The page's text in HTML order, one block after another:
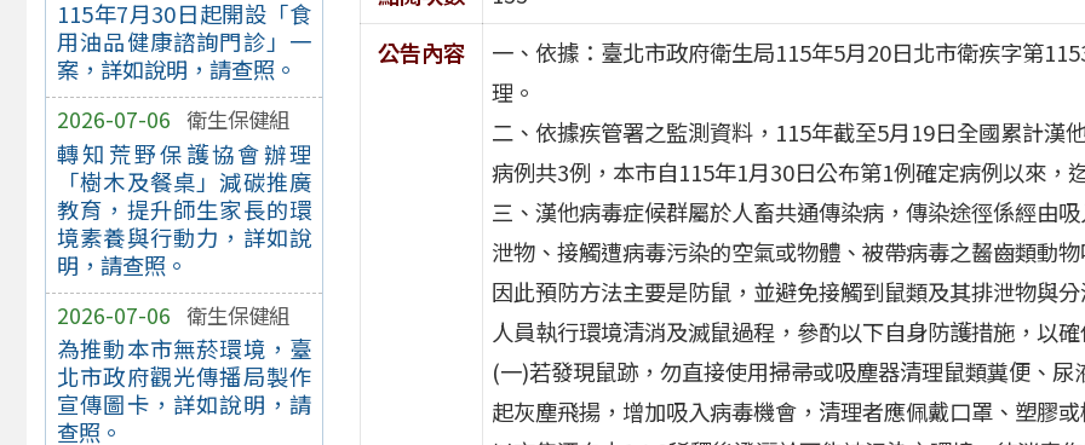
115年7月30日起開設「食
用油品健康諮詢門診」一
案，詳如說明，請查照。
2026-07-06 衛生保健組
轉知荒野保護協會辦理
「樹木及餐桌」減碳推廣
教育，提升師生家長的環
境素養與行動力，詳如說
明，請查照。
2026-07-06 衛生保健組
為推動本市無菸環境，臺
北市政府觀光傳播局製作
宣傳圖卡，詳如說明，請
查照。
公告內容
一、依據：臺北市政府衛生局115年5月20日北市衛疾字第
理。
二、依據疾管署之監測資料，115年截至5月19日全國累計漢
病例共3例，本市自115年1月30日公布第1例確定病例以來，
三、漢他病毒症候群屬於人畜共通傳染病，傳染途徑係經由
泄物、接觸遭病毒污染的空氣或物體、被帶病毒之齧齒類動物
因此預防方法主要是防鼠，並避免接觸到鼠類及其排泄物與
人員執行環境清消及滅鼠過程，參酌以下自身防護措施，以確
(一)若發現鼠跡，勿直接使用掃帚或吸塵器清理鼠類糞便、尿
起灰塵飛揚，增加吸入病毒機會，清理者應佩戴口罩、塑膠或